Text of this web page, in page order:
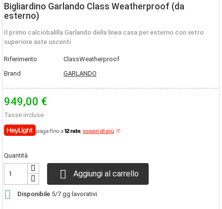
Bigliardino Garlando Class Weatherproof (da
esterno)
Il primo calciobalilla Garlando della linea casa per esterno con vetro
superiore aste uscenti
Riferimento
ClassWeatherproof
Brand
GARLANDO
949,00 €
Tasse incluse
paga fino a12 rate, scopri di più
Quantità
 Aggiungi al carrello
 Disponibile 5/7 gg lavorativi